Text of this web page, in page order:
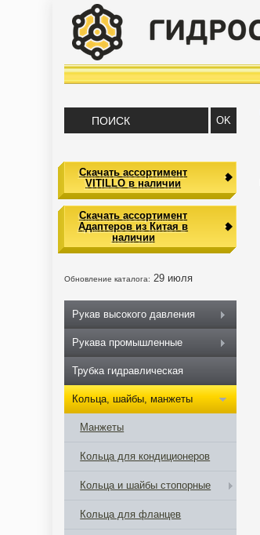
Скачать ассортимент
VITILLO в наличии
Скачать ассортимент
Адаптеров из Китая в
наличии
Обновление каталога: 29 июля
Рукав высокого давления
Рукава промышленные
Трубка гидравлическая
Кольца, шайбы, манжеты
Манжеты
Кольца для кондиционеров
Кольца и шайбы стопорные
Кольца для фланцев